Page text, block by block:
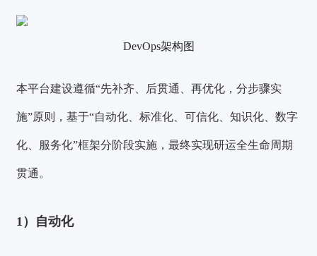
DevOps架构图
本平台建设遵循“先补齐、后贯通、再优化，分步骤实
施”原则，基于“自动化、标准化、可信化、知识化、数字
化、服务化”框架分阶段实施，最终实现研运全生命周期
贯通。
1）自动化